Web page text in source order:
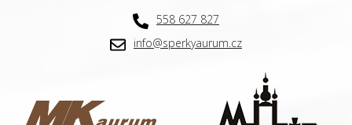
558 627 827
info@sperkyaurum.cz